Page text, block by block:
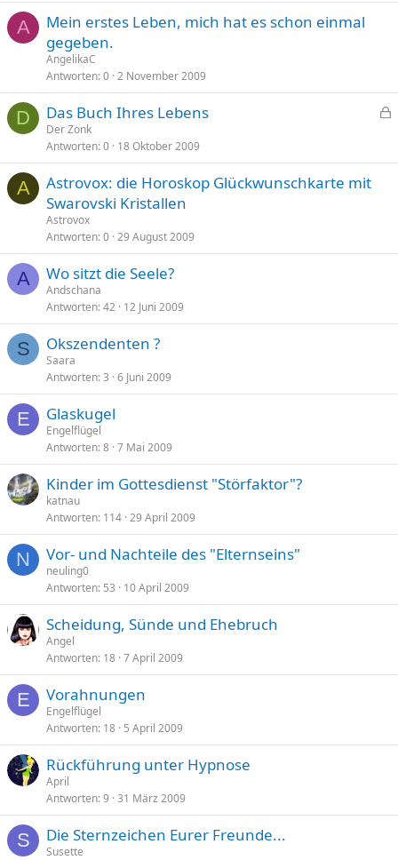
A
Mein erstes Leben, mich hat es schon einmal
gegeben.
AngelikaC
Antworten 0 2 November 2009
D
p
Das Buch Ihres Lebens
Der Zonk
Antworten 0 18 Oktober 2009
A
Astrovox: die Horoskop Glückwunschkarte mit
Swarovski Kristallen
Astrovox
Antworten 0 29 August 2009
A Wo sitzt die Seele?
Andschana
Antworten 42 12 Juni 2009
S Okszendenten ?
Saara
Antworten 3 6 Juni 2009
E Glaskugel
Engelflügel
Antworten 8 7 Mai 2009
Kinder im Gottesdienst "Störfaktor"?
katnau
Antworten 114 29 April 2009
N Vor- und Nachteile des "Elternseins"
neuling0
Antworten 53 10 April 2009
Scheidung, Sünde und Ehebruch
Angel
Antworten 18 7 April 2009
E Vorahnungen
Engelflügel
Antworten 18 5 April 2009
Rückführung unter Hypnose
April
Antworten 9 31 März 2009
S Die Sternzeichen Eurer Freunde...
Susette